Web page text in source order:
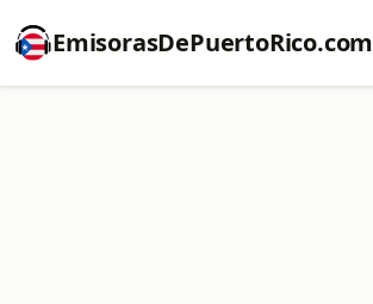
EmisorasDePuertoRico.com